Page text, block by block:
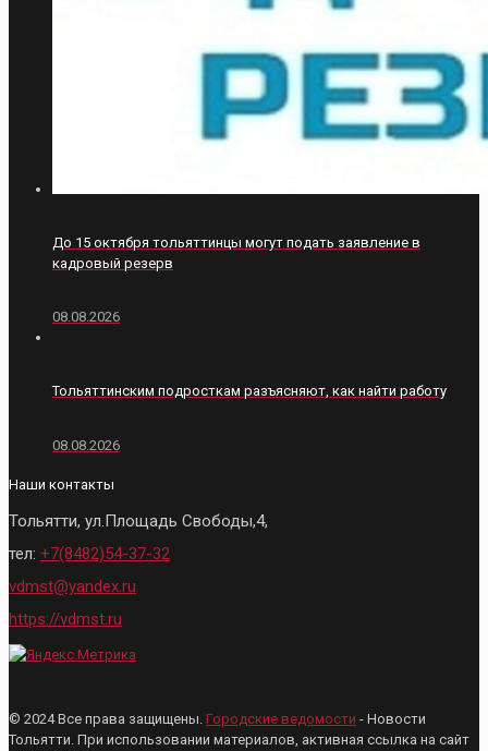
До 15 октября тольяттинцы могут подать заявление в
кадровый резерв
08.08.2026
Тольяттинским подросткам разъясняют, как найти работу
08.08.2026
Наши контакты
Тольятти, ул.Площадь Свободы,4,
тел: +7(8482)54-37-32
vdmst@yandex.ru
https://vdmst.ru
© 2024 Все права защищены. Городские ведомости - Новости
Тольятти. При использовании материалов, активная ссылка на сайт